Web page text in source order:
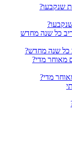
כל שנה מחדש?
מדי?